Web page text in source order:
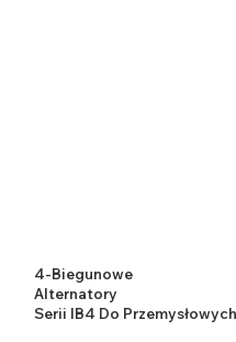
4-Biegunowe
Alternatory
Serii IB4 Do